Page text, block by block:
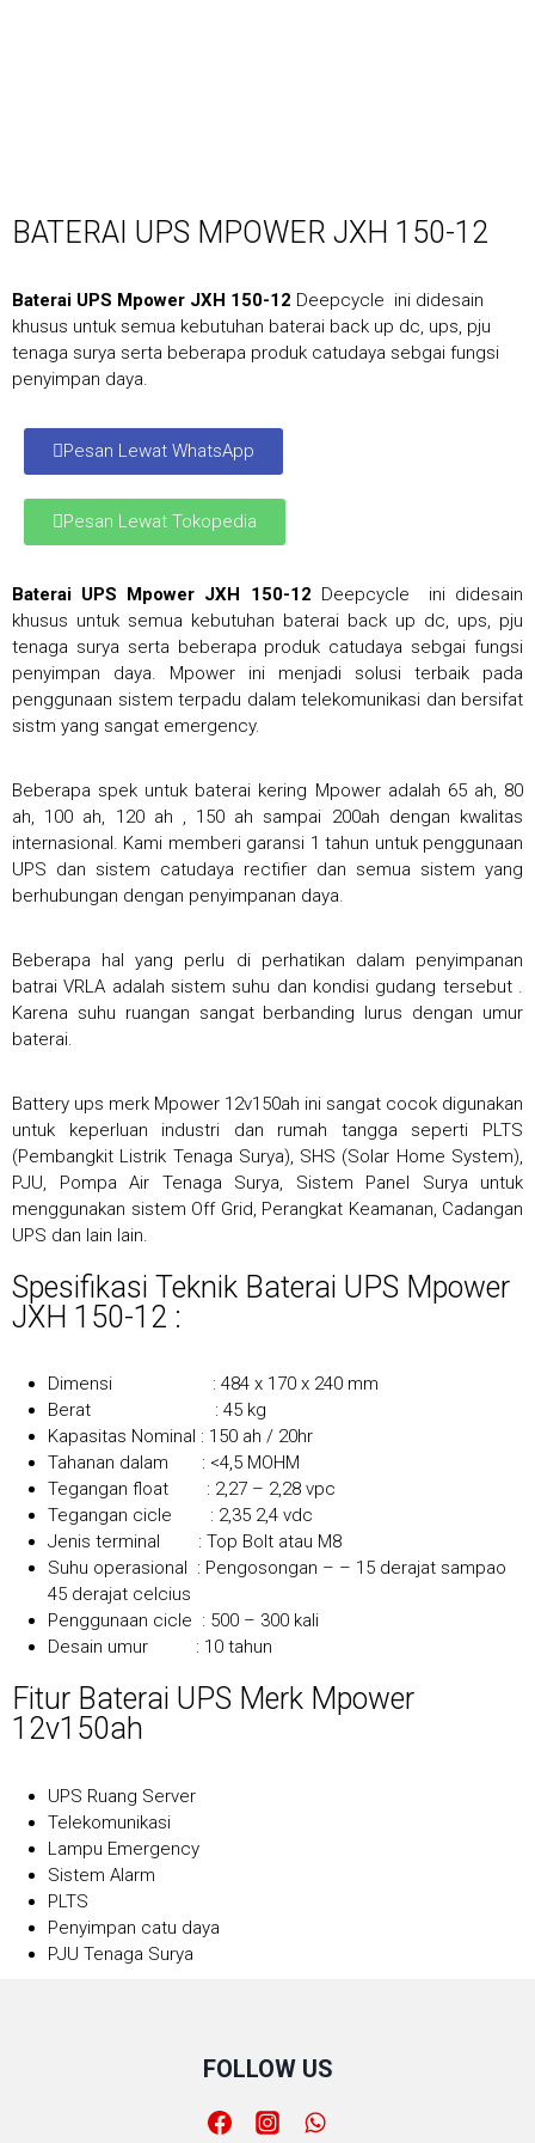
BATERAI UPS MPOWER JXH 150-12
Baterai UPS Mpower JXH 150-12 Deepcycle ini didesain
khusus untuk semua kebutuhan baterai back up dc, ups, pju
tenaga surya serta beberapa produk catudaya sebgai fungsi
penyimpan daya.
Pesan Lewat WhatsApp
Pesan Lewat Tokopedia
Baterai UPS Mpower JXH 150-12 Deepcycle ini didesain
khusus untuk semua kebutuhan baterai back up dc, ups, pju
tenaga surya serta beberapa produk catudaya sebgai fungsi
penyimpan daya. Mpower ini menjadi solusi terbaik pada
penggunaan sistem terpadu dalam telekomunikasi dan bersifat
sistm yang sangat emergency.
Beberapa spek untuk baterai kering Mpower adalah 65 ah, 80
ah, 100 ah, 120 ah , 150 ah sampai 200ah dengan kwalitas
internasional. Kami memberi garansi 1 tahun untuk penggunaan
UPS dan sistem catudaya rectifier dan semua sistem yang
berhubungan dengan penyimpanan daya.
Beberapa hal yang perlu di perhatikan dalam penyimpanan
batrai VRLA adalah sistem suhu dan kondisi gudang tersebut .
Karena suhu ruangan sangat berbanding lurus dengan umur
baterai.
Battery ups merk Mpower 12v150ah ini sangat cocok digunakan
untuk keperluan industri dan rumah tangga seperti PLTS
(Pembangkit Listrik Tenaga Surya), SHS (Solar Home System),
PJU, Pompa Air Tenaga Surya, Sistem Panel Surya untuk
menggunakan sistem Off Grid, Perangkat Keamanan, Cadangan
UPS dan lain lain.
Spesifikasi Teknik Baterai UPS Mpower
JXH 150-12 :
Dimensi : 484 x 170 x 240 mm
Berat : 45 kg
Kapasitas Nominal : 150 ah / 20hr
Tahanan dalam : <4,5 MOHM
Tegangan float : 2,27 – 2,28 vpc
Tegangan cicle : 2,35 2,4 vdc
Jenis terminal : Top Bolt atau M8
Suhu operasional : Pengosongan – – 15 derajat sampao
45 derajat celcius
Penggunaan cicle : 500 – 300 kali
Desain umur : 10 tahun
Fitur Baterai UPS Merk Mpower
12v150ah
UPS Ruang Server
Telekomunikasi
Lampu Emergency
Sistem Alarm
PLTS
Penyimpan catu daya
PJU Tenaga Surya
FOLLOW US